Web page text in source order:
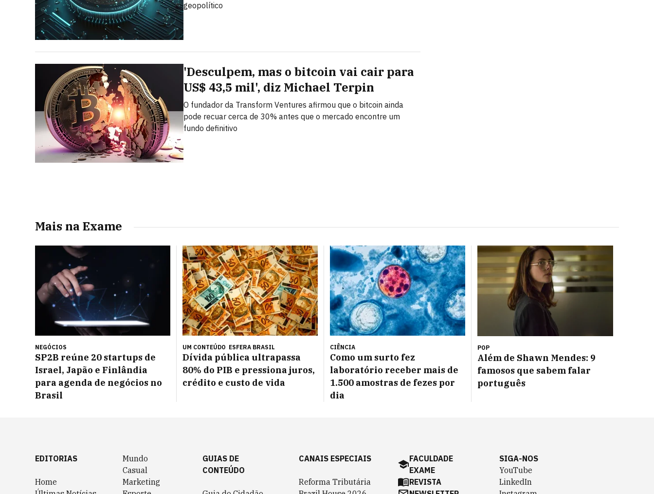
geopolítico
'Desculpem, mas o bitcoin vai cair para
US$ 43,5 mil', diz Michael Terpin
O fundador da Transform Ventures afirmou que o bitcoin ainda
pode recuar cerca de 30% antes que o mercado encontre um
fundo definitivo
Mais na Exame
NEGÓCIOS
SP2B reúne 20 startups de
Israel, Japão e Finlândia
para agenda de negócios no
Brasil
UM CONTEÚDO ESFERA BRASIL
Dívida pública ultrapassa
80% do PIB e pressiona juros,
crédito e custo de vida
CIÊNCIA
Como um surto fez
laboratório receber mais de
1.500 amostras de fezes por
dia
POP
Além de Shawn Mendes: 9
famosos que sabem falar
português
EDITORIAS
Home
Mundo
Casual
Marketing
GUIAS DE
CONTEÚDO
CANAIS ESPECIAIS
Reforma Tributária
FACULDADE
EXAME
REVISTA
SIGA-NOS
YouTube
LinkedIn